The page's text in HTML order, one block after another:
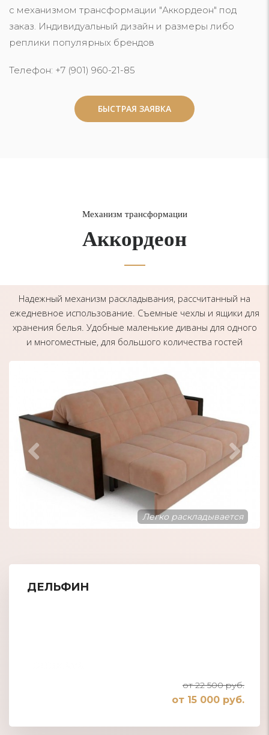
с механизмом трансформации "Аккордеон" под
заказ. Индивидуальный дизайн и размеры либо
реплики популярных брендов
Телефон: +7 (901) 960-21-85
БЫСТРАЯ ЗАЯВКА
БЫСТРАЯ ЗАЯВКА
Механизм трансформации
Аккордеон
Надежный механизм раскладывания, рассчитанный на
ежедневное использование. Съемные чехлы и ящики для
хранения белья. Удобные маленькие диваны для одного
и многоместные, для большого количества гостей
Большое
ДЕЛЬФИН
от 22 500 руб.
от 15 000 руб.